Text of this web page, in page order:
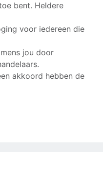
bent. Heldere
voor iedereen die
jou door
akkoord hebben de